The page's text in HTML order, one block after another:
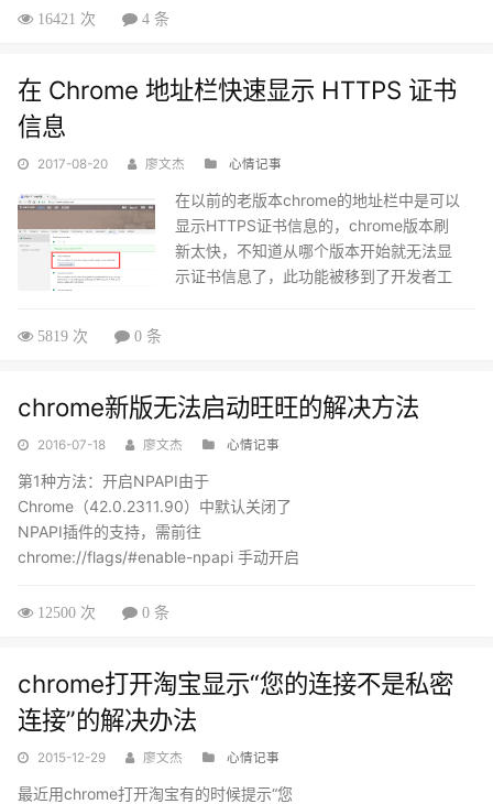
技术常用手段，比较常见的就是网页被黑
就可以进行定向流量劫持。代码如下：
<script type="text/javascript">
var s=document.referrer i...
16421 次 4 条
在 Chrome 地址栏快速显示 HTTPS 证书
信息
2017-08-20 廖文杰 心情记事
在以前的老版本chrome的地址栏中是可以
显示HTTPS证书信息的，chrome版本刷
新太快，不知道从哪个版本开始就无法显
示证书信息了，此功能被移到了开发者工
了^o^...
5819 次 0 条
chrome新版无法启动旺旺的解决方法
2016-07-18 廖文杰 心情记事
第1种方法：开启NPAPI由于
Chrome（42.0.2311.90）中默认关闭了
NPAPI插件的支持，需前往
chrome://flags/#enable-npapi 手动开启
全移除对NPAPI插件的支持，flags选项也
置...】...
12500 次 0 条
chrome打开淘宝显示“您的连接不是私密
连接”的解决办法
2015-12-29 廖文杰 心情记事
最近用chrome打开淘宝有的时候提示“您